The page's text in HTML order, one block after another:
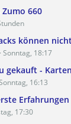
Zumo 660
können
Sonntag, 18:17
gekauft -
16:13
17:30